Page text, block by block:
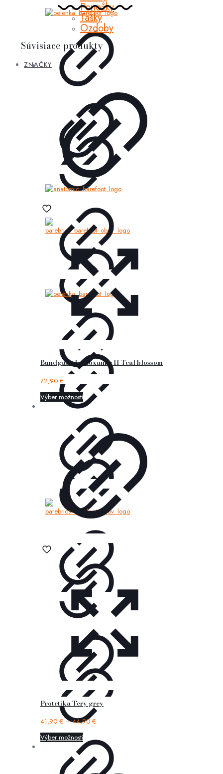
Ponožky
Tašky
Ozdoby
ZNAČKY
Súvisiace produkty
Bundgaard – Roxanne II Teal blossom
72,90 €
Výber možností
Protetika Tery grey
41,90 € –44,90 €
Výber možností